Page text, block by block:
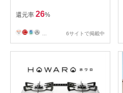
還元率 26%
6サイトで掲載中